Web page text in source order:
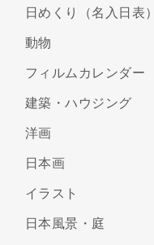
日めくり（名入日表）
動物
フィルムカレンダー
建築・ハウジング
洋画
日本画
イラスト
日本風景・庭